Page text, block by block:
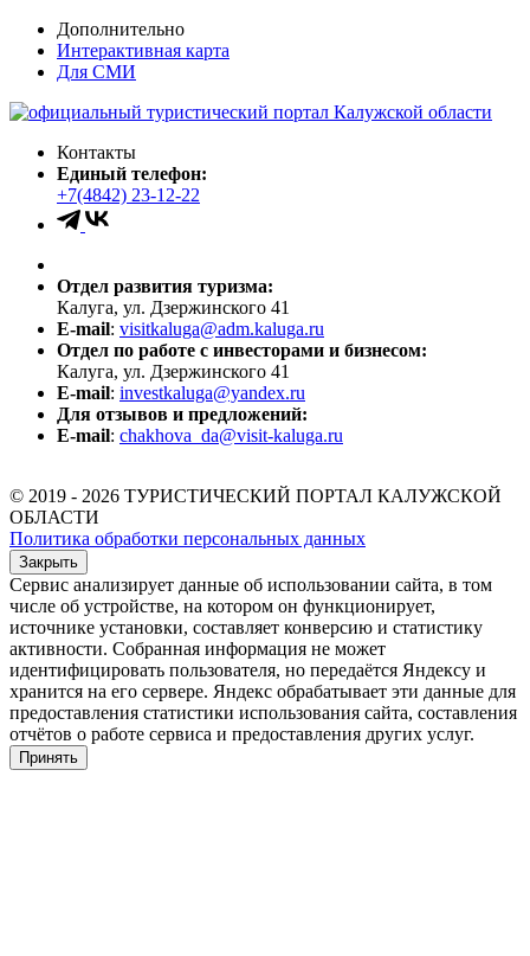
Дополнительно
Интерактивная карта
Для СМИ
Контакты
Единый телефон:
+7(4842) 23-12-22
Отдел развития туризма:
Калуга, ул. Дзержинского 41
E-mail: visitkaluga@adm.kaluga.ru
Отдел по работе с инвесторами и бизнесом:
Калуга, ул. Дзержинского 41
E-mail: investkaluga@yandex.ru
Для отзывов и предложений:
E-mail: chakhova_da@visit-kaluga.ru
© 2019 - 2026 ТУРИСТИЧЕСКИЙ ПОРТАЛ КАЛУЖСКОЙ
ОБЛАСТИ
Политика обработки персональных данных
Закрыть
Сервис анализирует данные об использовании сайта, в том
числе об устройстве, на котором он функционирует,
источнике установки, составляет конверсию и статистику
активности. Собранная информация не может
идентифицировать пользователя, но передаётся Яндексу и
хранится на его сервере. Яндекс обрабатывает эти данные для
предоставления статистики использования сайта, составления
отчётов о работе сервиса и предоставления других услуг.
Принять